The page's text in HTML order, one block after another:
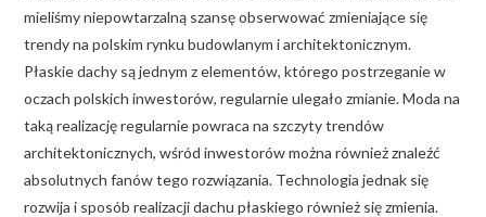
mieliśmy niepowtarzalną szansę obserwować zmieniające się
trendy na polskim rynku budowlanym i architektonicznym.
Płaskie dachy są jednym z elementów, którego postrzeganie w
oczach polskich inwestorów, regularnie ulegało zmianie. Moda na
taką realizację regularnie powraca na szczyty trendów
architektonicznych, wśród inwestorów można również znaleźć
absolutnych fanów tego rozwiązania. Technologia jednak się
rozwija i sposób realizacji dachu płaskiego również się zmienia.